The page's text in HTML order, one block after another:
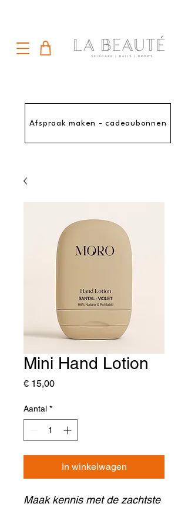
Afspraak maken - cadeaubonnen
Mini Hand Lotion
€ 15,00Prijs
Aantal *
In winkelwagen
Maak kennis met de zachtste